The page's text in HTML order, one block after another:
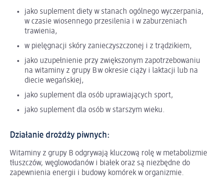
jako suplement diety w stanach ogólnego wyczerpania,
w czasie wiosennego przesilenia i w zaburzeniach
trawienia,
w pielęgnacji skóry zanieczyszczonej i z trądzikiem,
jako uzupełnienie przy zwiększonym zapotrzebowaniu
na witaminy z grupy B w okresie ciąży i laktacji lub na
diecie wegańskiej,
jako suplement dla osób uprawiających sport,
jako suplement dla osób w starszym wieku.
Działanie drożdży piwnych:
Witaminy z grupy B odgrywają kluczową rolę w metabolizmie
tłuszczów, węglowodanów i białek oraz są niezbędne do
zapewnienia energii i budowy komórek w organizmie.